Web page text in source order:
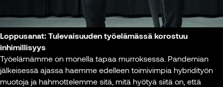
Loppusanat: Tulevaisuuden työelämässä korostuu
inhimillisyys
Työelämämme on monella tapaa murroksessa. Pandemian
jälkeisessä ajassa haemme edelleen toimivimpia hybridityön
muotoja ja hahmottelemme sitä, mitä hyötyä siitä on, että